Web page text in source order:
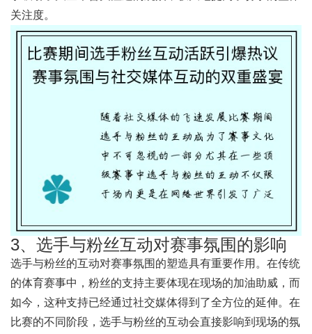
关注度。
3、选手与粉丝互动对赛事氛围的影响
选手与粉丝的互动对赛事氛围的塑造具有重要作用。在传统
的体育赛事中，粉丝的支持主要体现在现场的加油助威，而
如今，这种支持已经通过社交媒体得到了全方位的延伸。在
比赛的不同阶段，选手与粉丝的互动会直接影响到现场的氛